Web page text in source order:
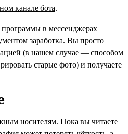
канале бота.
в мессенджерах
заработка. Вы просто
(в нашем случае — способом
старые фото) и получаете
носителям. Пока вы читаете